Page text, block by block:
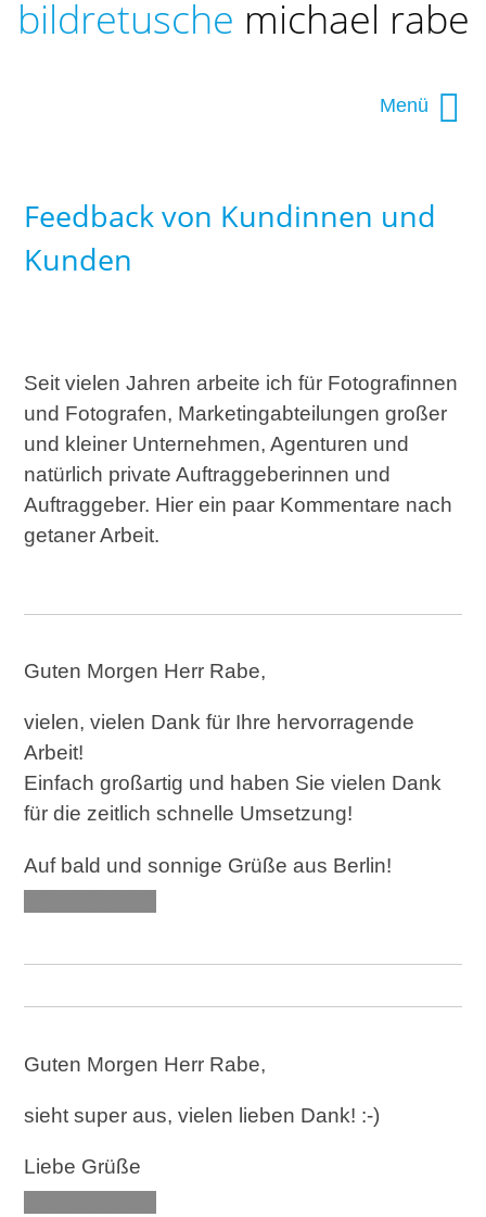
Navigation|
bildretusche michael rabe
Menü
Leistungen Bildbearbeitung und Bildretusche
Über ...
|
Feedback von Kundinnen und
Kunden
Seit vielen Jahren arbeite ich für Fotografinnen
und Fotografen, Marketingabteilungen großer
und kleiner Unternehmen, Agenturen und
natürlich private Auftraggeberinnen und
Auftraggeber. Hier ein paar Kommentare nach
getaner Arbeit.
Guten Morgen Herr Rabe,
vielen, vielen Dank für Ihre hervorragende
Arbeit!
Einfach großartig und haben Sie vielen Dank
für die zeitlich schnelle Umsetzung!
Auf bald und sonnige Grüße aus Berlin!
Guten Morgen Herr Rabe,
sieht super aus, vielen lieben Dank! :-)
Liebe Grüße